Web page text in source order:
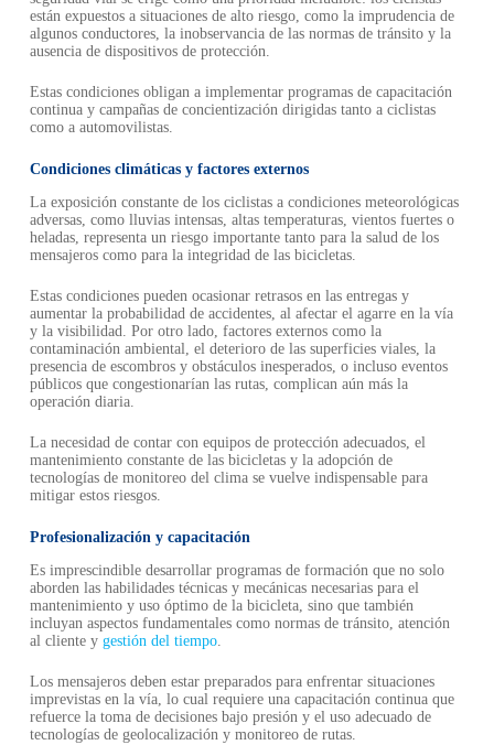
están expuestos a situaciones de alto riesgo, como la imprudencia de
algunos conductores, la inobservancia de las normas de tránsito y la
ausencia de dispositivos de protección.
Estas condiciones obligan a implementar programas de capacitación
continua y campañas de concientización dirigidas tanto a ciclistas
como a automovilistas.
Condiciones climáticas y factores externos
La exposición constante de los ciclistas a condiciones meteorológicas
adversas, como lluvias intensas, altas temperaturas, vientos fuertes o
heladas, representa un riesgo importante tanto para la salud de los
mensajeros como para la integridad de las bicicletas.
Estas condiciones pueden ocasionar retrasos en las entregas y
aumentar la probabilidad de accidentes, al afectar el agarre en la vía
y la visibilidad. Por otro lado, factores externos como la
contaminación ambiental, el deterioro de las superficies viales, la
presencia de escombros y obstáculos inesperados, o incluso eventos
públicos que congestionarían las rutas, complican aún más la
operación diaria.
La necesidad de contar con equipos de protección adecuados, el
mantenimiento constante de las bicicletas y la adopción de
tecnologías de monitoreo del clima se vuelve indispensable para
mitigar estos riesgos.
Profesionalización y capacitación
Es imprescindible desarrollar programas de formación que no solo
aborden las habilidades técnicas y mecánicas necesarias para el
mantenimiento y uso óptimo de la bicicleta, sino que también
incluyan aspectos fundamentales como normas de tránsito, atención
al cliente y gestión del tiempo.
Los mensajeros deben estar preparados para enfrentar situaciones
imprevistas en la vía, lo cual requiere una capacitación continua que
refuerce la toma de decisiones bajo presión y el uso adecuado de
tecnologías de geolocalización y monitoreo de rutas.